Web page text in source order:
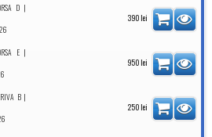
D |
390 lei
E|
950 lei
B|
250 lei